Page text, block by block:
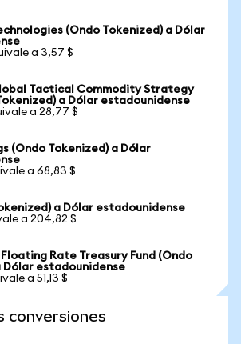
(Ondo Tokenized) a Dólar
a 3,57 $
Tactical Commodity Strategy
a Dólar estadounidense
a 28,77 $
(Ondo Tokenized) a Dólar
a 68,83 $
a Dólar estadounidense
a 204,82 $
Rate Treasury Fund (Ondo
Dólar estadounidense
a 51,13 $
conversiones